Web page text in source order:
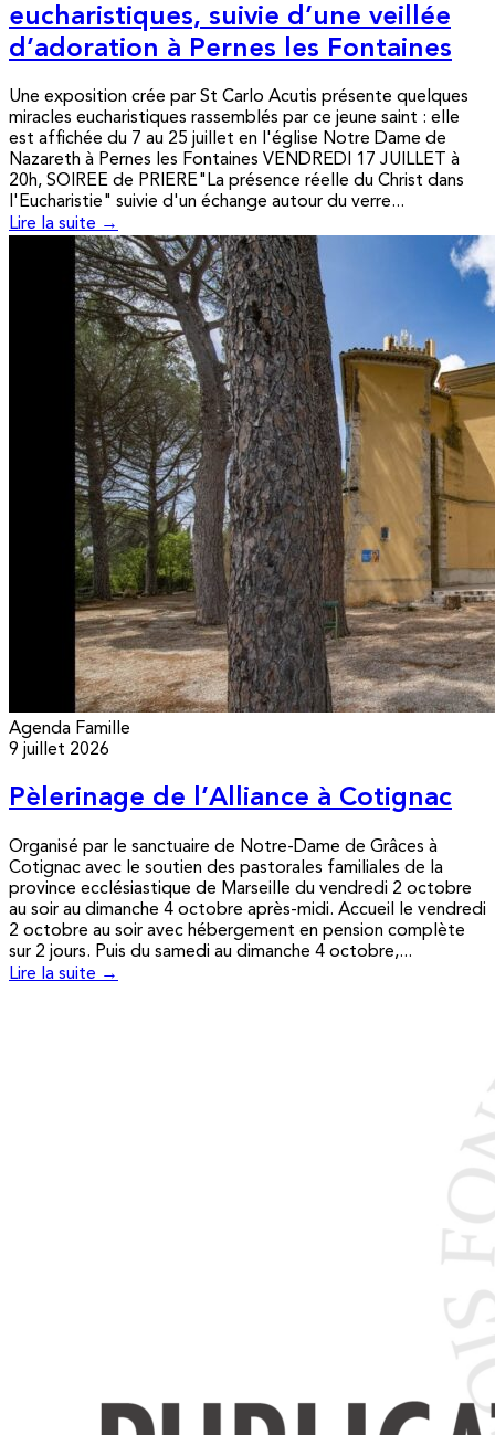
eucharistiques, suivie d’une veillée
d’adoration à Pernes les Fontaines
Une exposition crée par St Carlo Acutis présente quelques
miracles eucharistiques rassemblés par ce jeune saint : elle
est affichée du 7 au 25 juillet en l'église Notre Dame de
Nazareth à Pernes les Fontaines VENDREDI 17 JUILLET à
20h, SOIREE de PRIERE"La présence réelle du Christ dans
l'Eucharistie" suivie d'un échange autour du verre...
Lire la suite →
Agenda Famille
9 juillet 2026
Pèlerinage de l’Alliance à Cotignac
Organisé par le sanctuaire de Notre-Dame de Grâces à
Cotignac avec le soutien des pastorales familiales de la
province ecclésiastique de Marseille du vendredi 2 octobre
au soir au dimanche 4 octobre après-midi. Accueil le vendredi
2 octobre au soir avec hébergement en pension complète
sur 2 jours. Puis du samedi au dimanche 4 octobre,...
Lire la suite →